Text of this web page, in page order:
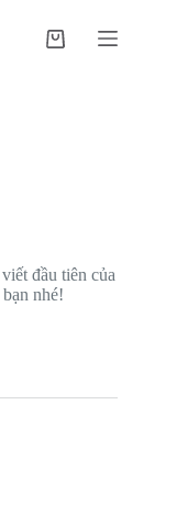
Shopping
đầu tiên của
nhé!